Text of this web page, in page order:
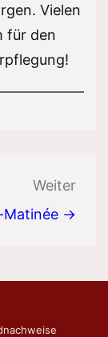
Vielen
für den
Weiter
Matinée →